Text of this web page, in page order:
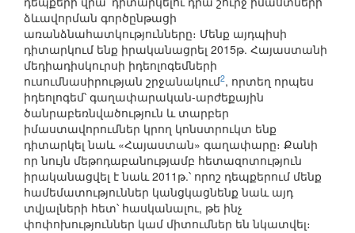
ձևավորման գործընթացի
առանձնահատկությունները։ Մենք այդպիսի
դիտարկում ենք իրականացրել 2015թ. Հայաստանի
մեդիադիսկուրսի իդեոլոգեմների
ուսումնասիրության շրջանակում2, որտեղ որպես
իդեոլոգեմ՝ գաղափարական-արժեքային
ծանրաբեռնվածություն և տարբեր
իմաստավորումներ կրող կոնստրուկտ ենք
դիտարկել նաև «Հայաստան» գաղափարը։ Քանի
որ նույն մեթոդաբանությամբ հետազոտություն
իրականացվել է նաև 2011թ.՝ որոշ դեպքերում մենք
համեմատություններ կանցկացնենք նաև այդ
տվյալների հետ՝ հասկանալու, թե ինչ
փոփոխություններ կամ միտումներ են նկատվել։